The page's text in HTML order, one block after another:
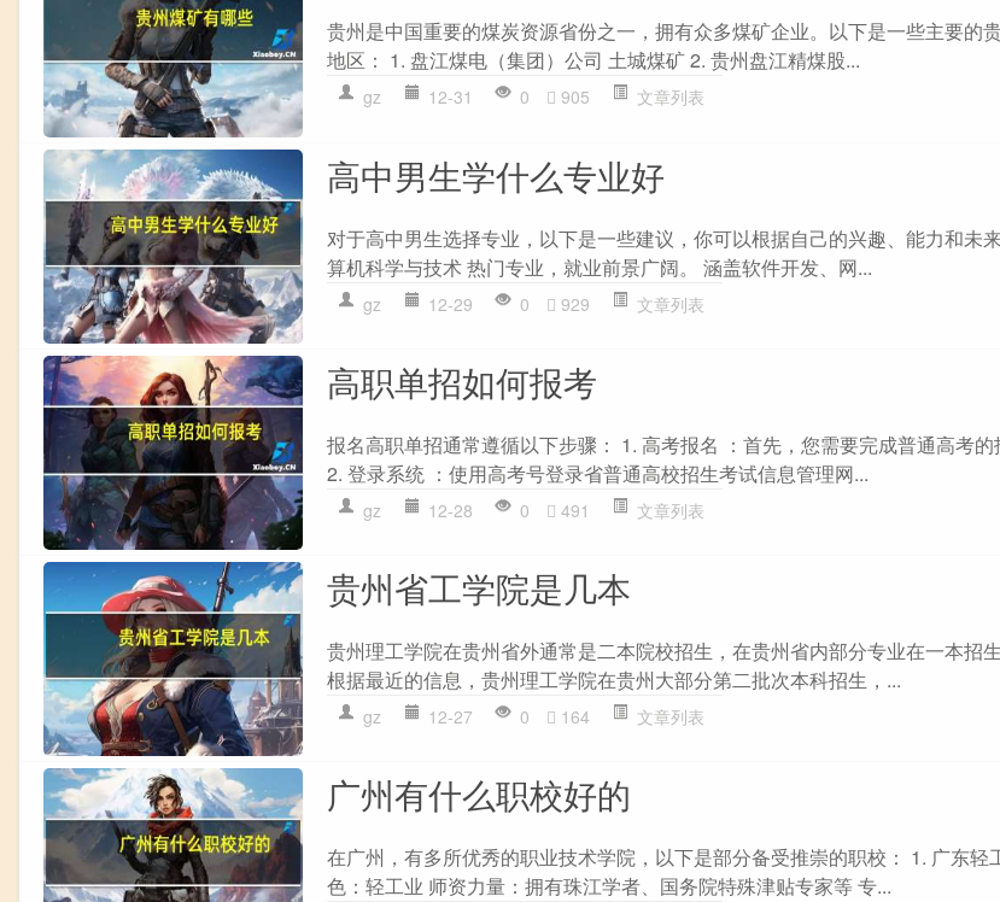
贵州是中国重要的煤炭资源省份之一，拥有众多煤矿企业。以下是一些主要的
地区： 1. 盘江煤电（集团）公司 土城煤矿 2. 贵州盘江精煤股...
gz 12-31 0 905 文章列表
高中男生学什么专业好
对于高中男生选择专业，以下是一些建议，你可以根据自己的兴趣、能力和未
算机科学与技术 热门专业，就业前景广阔。 涵盖软件开发、网...
gz 12-29 0 929 文章列表
高职单招如何报考
报名高职单招通常遵循以下步骤： 1. 高考报名 ：首先，您需要完成普通高考的
2. 登录系统 ：使用高考号登录省普通高校招生考试信息管理网...
gz 12-28 0 491 文章列表
贵州省工学院是几本
贵州理工学院在贵州省外通常是二本院校招生，在贵州省内部分专业在一本招
根据最近的信息，贵州理工学院在贵州大部分第二批次本科招生，...
gz 12-27 0 164 文章列表
广州有什么职校好的
在广州，有多所优秀的职业技术学院，以下是部分备受推崇的职校： 1. 广东轻
色：轻工业 师资力量：拥有珠江学者、国务院特殊津贴专家等 专...